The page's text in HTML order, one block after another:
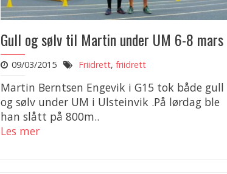
Gull og sølv til Martin under UM 6-8 mars
09/03/2015 Friidrett, friidrett
Martin Berntsen Engevik i G15 tok både gull
og sølv under UM i Ulsteinvik .På lørdag ble
han slått på 800m..
Les mer